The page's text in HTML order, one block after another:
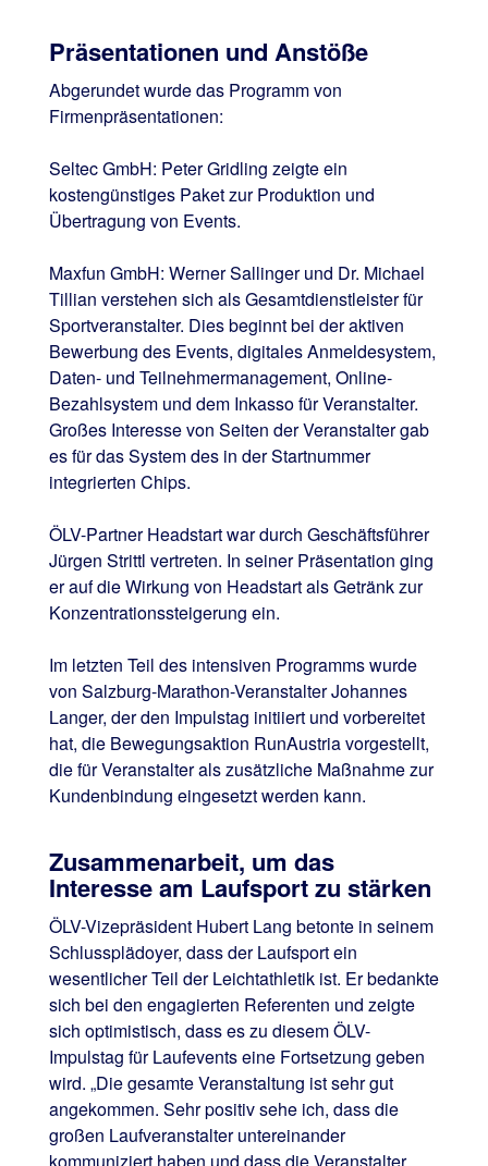
Präsentationen und Anstöße
Abgerundet wurde das Programm von
Firmenpräsentationen:
Seltec GmbH: Peter Gridling zeigte ein
kostengünstiges Paket zur Produktion und
Übertragung von Events.
Maxfun GmbH: Werner Sallinger und Dr. Michael
Tillian verstehen sich als Gesamtdienstleister für
Sportveranstalter. Dies beginnt bei der aktiven
Bewerbung des Events, digitales Anmeldesystem,
Daten- und Teilnehmermanagement, Online-
Bezahlsystem und dem Inkasso für Veranstalter.
Großes Interesse von Seiten der Veranstalter gab
es für das System des in der Startnummer
integrierten Chips.
ÖLV-Partner Headstart war durch Geschäftsführer
Jürgen Strittl vertreten. In seiner Präsentation ging
er auf die Wirkung von Headstart als Getränk zur
Konzentrationssteigerung ein.
Im letzten Teil des intensiven Programms wurde
von Salzburg-Marathon-Veranstalter Johannes
Langer, der den Impulstag initiiert und vorbereitet
hat, die Bewegungsaktion RunAustria vorgestellt,
die für Veranstalter als zusätzliche Maßnahme zur
Kundenbindung eingesetzt werden kann.
Zusammenarbeit, um das
Interesse am Laufsport zu stärken
ÖLV-Vizepräsident Hubert Lang betonte in seinem
Schlussplädoyer, dass der Laufsport ein
wesentlicher Teil der Leichtathletik ist. Er bedankte
sich bei den engagierten Referenten und zeigte
sich optimistisch, dass es zu diesem ÖLV-
Impulstag für Laufevents eine Fortsetzung geben
wird. „Die gesamte Veranstaltung ist sehr gut
angekommen. Sehr positiv sehe ich, dass die
großen Laufveranstalter untereinander